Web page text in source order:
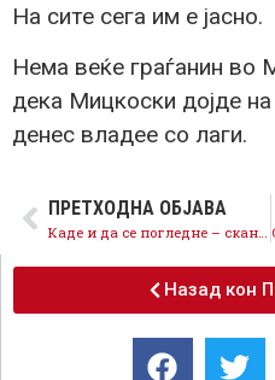
На сите сега им е јасно.
Нема веќе граѓанин во
дека Мицкоски дојде
денес владее со лаги.
ПРЕТХОДНА ОБЈАВА
Назад кон